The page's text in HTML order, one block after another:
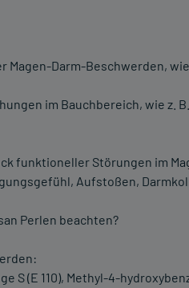
Darm-Beschwerden,
im Bauchbereich, wie z.
funktioneller Störungen im
Aufstoßen,
Perlen beachten?
S (E 110), Methyl-4-